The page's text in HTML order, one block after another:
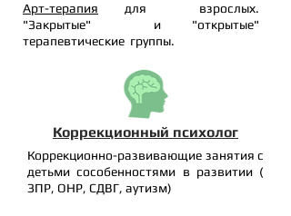
Арт-терапия для взрослых.
"Закрытые" и "открытые"
терапевтические группы.
Коррекционный психолог
Коррекционно-развивающие занятия с
детьми сособенностями в развитии (
ЗПР, ОНР, СДВГ, аутизм)